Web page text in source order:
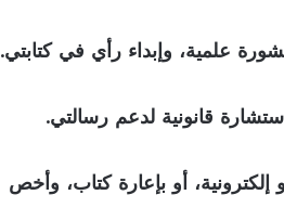
علمية، وإبداء رأي في كتابتي.
قانونية لدعم رسالتي.
أو بإعارة كتاب، وأخص